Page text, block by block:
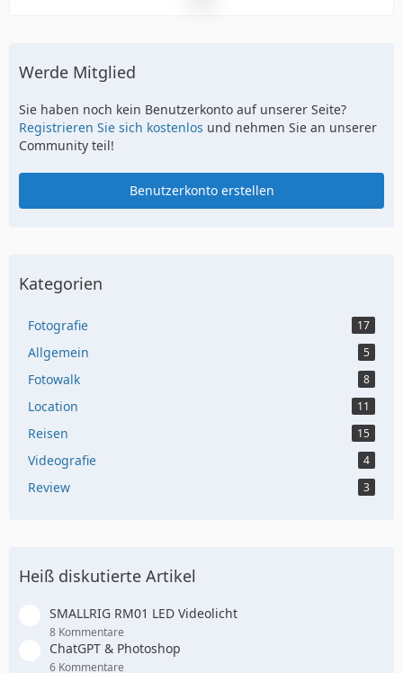
Werde Mitglied
Sie haben noch kein Benutzerkonto auf unserer Seite?
Registrieren Sie sich kostenlos und nehmen Sie an unserer
Community teil!
Benutzerkonto erstellen
Kategorien
Fotografie 17
Allgemein 5
Fotowalk 8
Location 11
Reisen 15
Videografie 4
Review 3
Heiß diskutierte Artikel
SMALLRIG RM01 LED Videolicht
8 Kommentare
ChatGPT & Photoshop
6 Kommentare